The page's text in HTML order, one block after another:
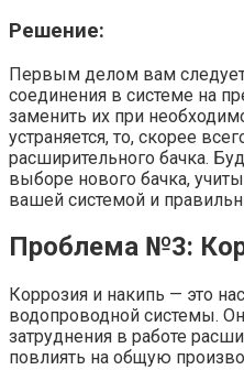
Решение:
Первым делом вам
соединения в системе на
заменить их при
устраняется, то, скорее
расширительного бачка.
выборе нового бачка,
вашей системой и
Проблема №3:
Коррозия и накипь — это
водопроводной системы.
затруднения в работе
повлиять на общую